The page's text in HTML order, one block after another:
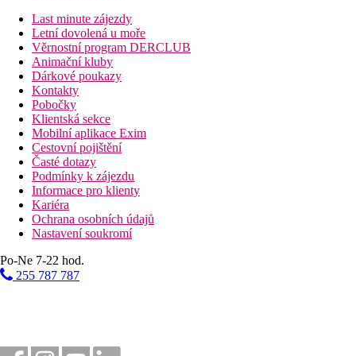
23 km
Golfové hřiště
18 km
Vzdálenost od nejbližšího letiště
100 m
Vzdálenost k pláži
Bazény
Dětský bazén
Bar u bazénu
Lehátka u bazénu
Slunečníky u bazénu
Fotogalerie
Last minute zájezdy
Letní dovolená u moře
Věrnostní program DERCLUB
Animační kluby
Dárkové poukazy
Kontakty
Pobočky
Klientská sekce
Mobilní aplikace Exim
Cestovní pojištění
Časté dotazy
Podmínky k zájezdu
Informace pro klienty
Kariéra
Ochrana osobních údajů
Nastavení soukromí
Po-Ne 7-22 hod.
255 787 787